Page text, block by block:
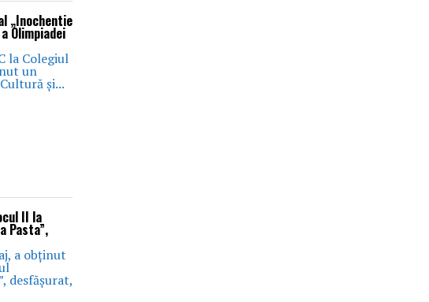
„Inochentie
Olimpiadei
la Colegiul
un
și...
II la
Pasta”,
a obținut
desfășurat,